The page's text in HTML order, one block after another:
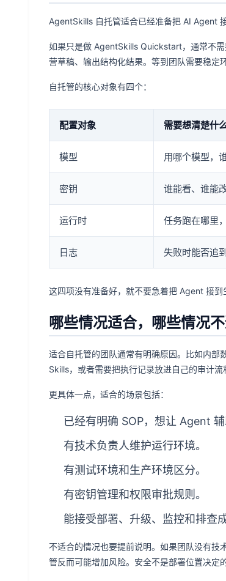
AgentSkills 自托管适合已经准备把 AI Agent
如果只是做 AgentSkills Quickstart，通常不
营草稿、输出结构化结果。等到团队需要稳定
自托管的核心对象有四个：
配置对象 需要想清楚什
模型 用哪个模型，
密钥 谁能看、谁能
运行时 任务跑在哪里
日志 失败时能否追
这四项没有准备好，就不要急着把 Agent 接到
哪些情况适合，哪些情况
适合自托管的团队通常有明确原因。比如内
Skills，或者需要把执行记录放进自己的审计流
更具体一点，适合的场景包括：
已经有明确 SOP，想让 Agent 辅
有技术负责人维护运行环境。
有测试环境和生产环境区分。
有密钥管理和权限审批规则。
能接受部署、升级、监控和排查成
不适合的情况也要提前说明。如果团队没有技
管反而可能增加风险。安全不是部署位置决定